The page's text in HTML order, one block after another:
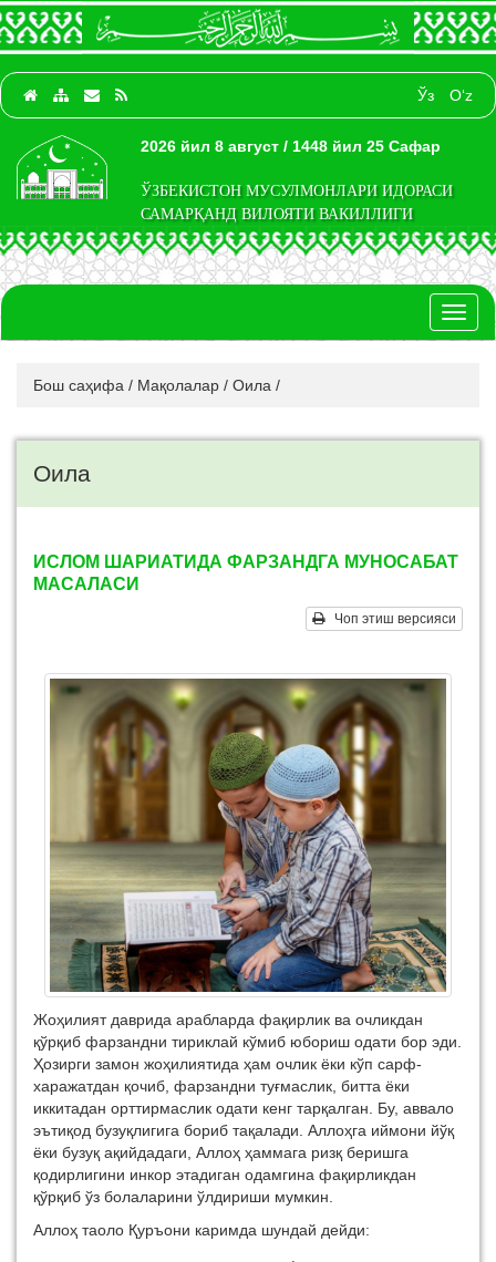
Ўз O‘z
2026 йил 8 август / 1448 йил 25 Сафар
ЎЗБЕКИСТОН МУСУЛМОНЛАРИ ИДОРАСИ
САМАРҚАНД ВИЛОЯТИ ВАКИЛЛИГИ
Бош саҳифа / Мақолалар / Оила /
Оила
ИСЛОМ ШАРИАТИДА ФАРЗАНДГА МУНОСАБАТ
МАСАЛАСИ
Чоп этиш версияси
Жоҳилият даврида арабларда фақирлик ва очликдан
қўрқиб фарзандни тириклай кўмиб юбориш одати бор эди.
Ҳозирги замон жоҳилиятида ҳам очлик ёки кўп сарф-
харажатдан қочиб, фарзандни туғмаслик, битта ёки
иккитадан орттирмаслик одати кенг тарқалган. Бу, аввало
эътиқод бузуқлигига бориб тақалади. Аллоҳга иймони йўқ
ёки бузуқ ақийдадаги, Аллоҳ ҳаммага ризқ беришга
қодирлигини инкор этадиган одамгина фақирликдан
қўрқиб ўз болаларини ўлдириши мумкин.
Аллоҳ таоло Қуръони каримда шундай дейди: